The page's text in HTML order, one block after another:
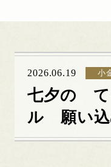
2026.06.19 小
七夕の て
ル 願い込